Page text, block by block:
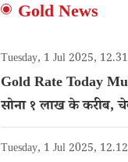
Gold News
Tuesday, 1 Jul 2025,
Gold Rate Today
सोना १ लाख के करीब,
गोल्ड का रेट
Tuesday, 1 Jul 2025,